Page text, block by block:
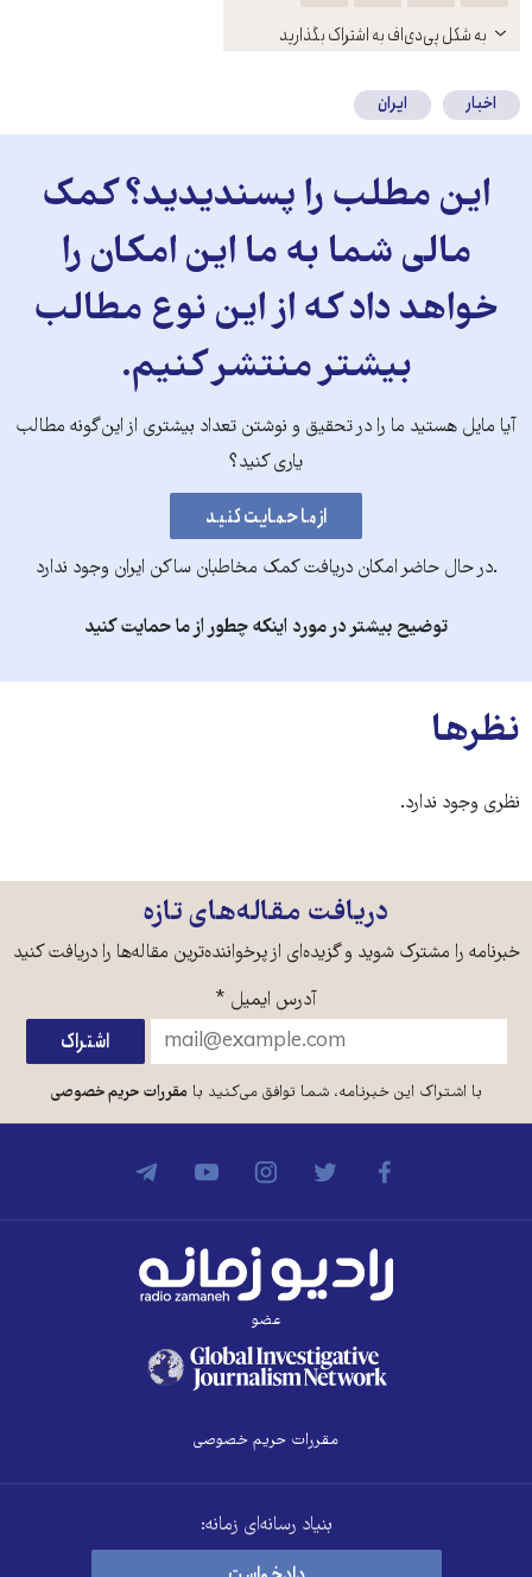
باز
کنید
به شکل پی‌دی‌اف به اشتراک بگذارید
اخبار ایران
این مطلب را پسندیدید؟ کمک
مالی شما به ما این امکان را
خواهد داد که از این نوع مطالب
بیشتر منتشر کنیم.
آیا مایل هستید ما را در تحقیق و نوشتن تعداد بیشتری از این‌گونه مطالب
یاری کنید؟
.در حال حاضر امکان دریافت کمک مخاطبان ساکن ایران وجود ندارد
توضیح بیشتر در مورد اینکه چطور از ما حمایت کنید
نظرها
نظری وجود ندارد.
دریافت مقاله‌های تازه
خبرنامه را مشترک شوید و گزیده‌ای از پرخواننده‌ترین مقاله‌ها را دریافت کنید
آدرس ایمیل *
با اشتراک این خبرنامه، شما توافق می‌کنید بامقررات حریم خصوصی
عضو
مقررات حریم خصوصی
بنیاد رسانه‌ای زمانه: